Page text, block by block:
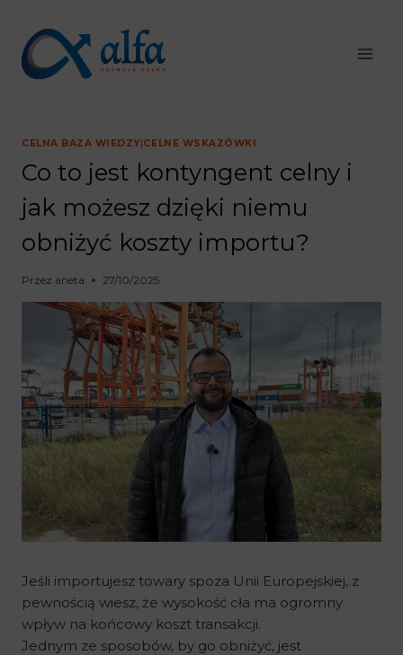
treści
CELNA BAZA WIEDZY|CELNE WSKAZÓWKI
Co to jest kontyngent celny i
jak możesz dzięki niemu
obniżyć koszty importu?
Przez aneta 27/10/2025
Jeśli importujesz towary spoza Unii Europejskiej, z
pewnością wiesz, że wysokość cła ma ogromny
wpływ na końcowy koszt transakcji.
Jednym ze sposobów, by go obniżyć, jest